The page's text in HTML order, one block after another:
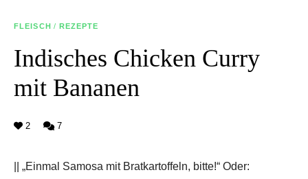
FLEISCH / REZEPTE
Indisches Chicken Curry
mit Bananen
2 7
|| „Einmal Samosa mit Bratkartoffeln, bitte!“ Oder: